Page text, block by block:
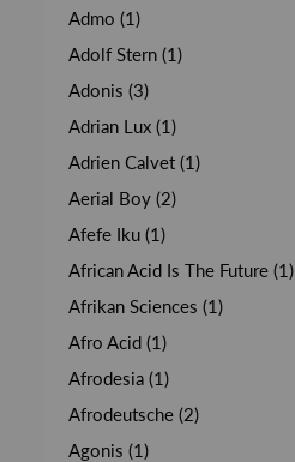
Admo (1)
Adolf Stern (1)
Adonis (3)
Adrian Lux (1)
Adrien Calvet (1)
Aerial Boy (2)
Afefe Iku (1)
African Acid Is The Future (1)
Afrikan Sciences (1)
Afro Acid (1)
Afrodesia (1)
Afrodeutsche (2)
Agonis (1)